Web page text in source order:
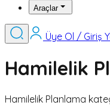
Araçlar
Üye Ol / Giriş
Hamilelik
Hamilelik Planlama